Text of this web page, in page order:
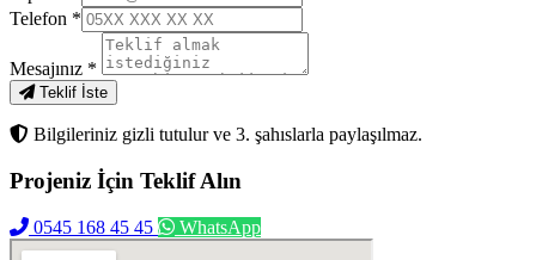
Telefon *
Mesajınız *
Teklif İste
Bilgileriniz gizli tutulur ve 3. şahıslarla paylaşılmaz.
Projeniz İçin Teklif Alın
0545 168 45 45 WhatsApp